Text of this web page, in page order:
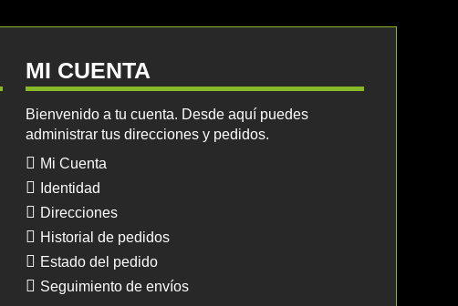
MI CUENTA
Bienvenido a tu cuenta. Desde aquí puedes
administrar tus direcciones y pedidos.
Mi Cuenta
Identidad
Direcciones
Historial de pedidos
Estado del pedido
Seguimiento de envíos